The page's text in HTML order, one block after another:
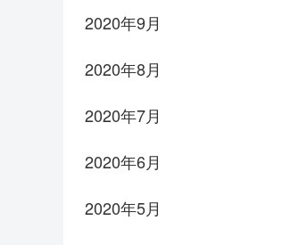
2020年9月
2020年8月
2020年7月
2020年6月
2020年5月